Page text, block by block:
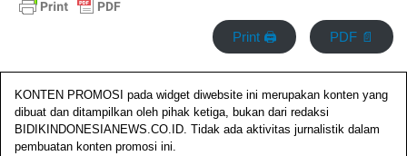
Print 🖨 PDF 📄
KONTEN PROMOSI pada widget diwebsite ini merupakan konten yang
dibuat dan ditampilkan oleh pihak ketiga, bukan dari redaksi
BIDIKINDONESIANEWS.CO.ID. Tidak ada aktivitas jurnalistik dalam
pembuatan konten promosi ini.